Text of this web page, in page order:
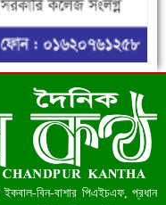
বিন-বাশার পিএইচএফ, প্রধান